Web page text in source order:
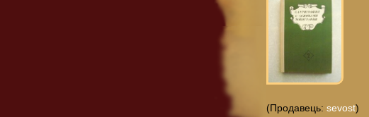
(Продавець:sevost)